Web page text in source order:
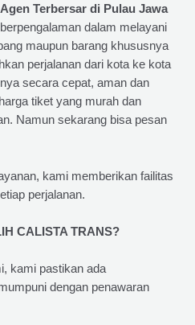
Agen Terbersar di Pulau Jawa
dalam melayani
maupun barang khususnya
perjalanan dari kota ke kota
secara cepat, aman dan
tiket yang murah dan
Namun sekarang bisa pesan
kami memberikan failitas
perjalanan.
CALISTA TRANS?
kami pastikan ada
dengan penawaran